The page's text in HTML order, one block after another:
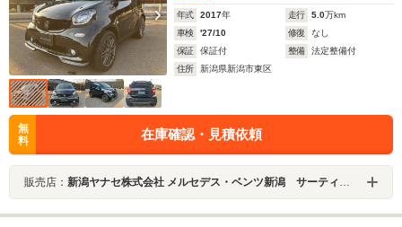
年式 2017年 走行 5.0万km
車検
'27/10 修復
なし
保証
保証付 整備
法定整備付
住所
新潟県新潟市東区
無
料
在庫確認・見積依頼
販売店： 新潟ヤナセ株式会社 メルセデス・ベンツ新潟 サーティファイドカーセンター